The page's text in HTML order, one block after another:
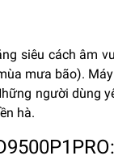
siêu cách âm
mưa bão).
người dùng
hà.